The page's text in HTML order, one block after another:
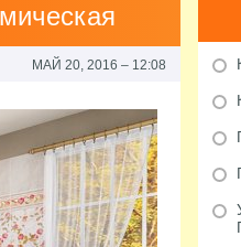
МАЙ 20, 2016 – 12:08